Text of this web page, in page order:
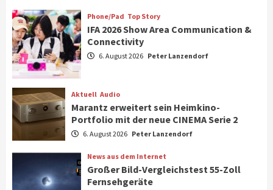
7
1
Aktuell
Steigende Hardware-Preise: Mehr als ein
Drittel der Gamer verschiebt Käufe
2
Phone/Pad Top Story
IFA 2026 Show Area Communication &
Connectivity
Aktuell Audio
Phone/Pad Top Story
IFA 2026 Show Area Communication &
Connectivity
6. August 2026 Peter Lanzendorf
Aktuell Audio
Marantz erweitert sein Heimkino-
Portfolio mit der neue CINEMA Serie 2
6. August 2026 Peter Lanzendorf
News aus dem Internet
Großer Bild-Vergleichstest 55-Zoll
Fernsehgeräte